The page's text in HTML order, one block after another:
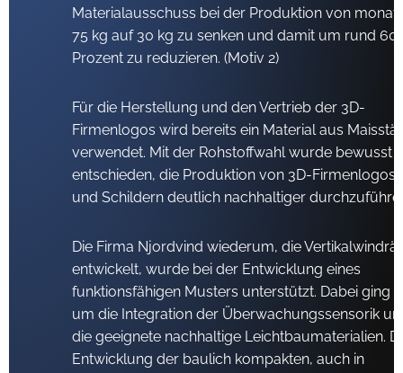
Materialausschuss bei der Produktion von
75 kg auf 30 kg zu senken und damit um rund 60
Prozent zu reduzieren. (Motiv 2)
Für die Herstellung und den Vertrieb der 3D-
Firmenlogos wird ­bereits ein Material aus
verwendet. Mit der Rohstoffwahl wurde bewusst
entschieden, die Produktion von 3D-Firmenlogos
und Schildern deutlich nachhaltiger
Die Firma Njordvind wiederum, die
entwickelt, wurde bei der Entwicklung eines
funktionsfähigen Musters unterstützt. Dabei ging
um die Integration der Überwachungssensorik
die geeignete nachhaltige Leichtbaumaterialien.
Entwicklung der baulich kompakten, auch in